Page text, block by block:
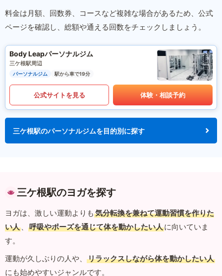
料金は月額、回数券、コースなど複雑な場合があるため、公式
ページを確認し、総額や通える回数をチェックしましょう。
Body Leapパーソナルジム
三ケ根駅周辺
パーソナルジム 駅から車で19分
公式サイトを見る 体験・相談予約
三ケ根駅のパーソナルジムを目的別に探す
三ケ根駅のヨガを探す
ヨガは、激しい運動よりも 気分転換を兼ねて運動習慣を作りた
い人 、 呼吸やポーズを通じて体を動かしたい人に向いていま
す。
運動が久しぶりの人や、
リラックスしながら体を動かしたい人
にも始めやすいジャンルです。